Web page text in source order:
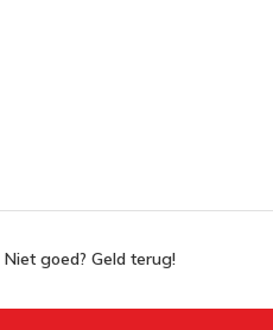
Niet goed? Geld terug!